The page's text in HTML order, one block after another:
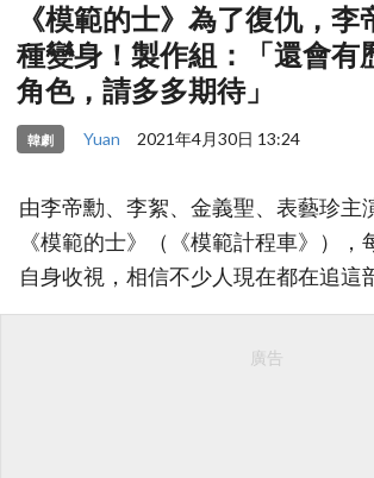
《模範的士》為了復仇，李
種變身！製作組：「還會有
角色，請多多期待」
韓劇 Yuan 2021年4月30日 13:24
由李帝勳、李絮、金義聖、表藝珍主
《模範的士》（《模範計程車》），
自身收視，相信不少人現在都在追這
廣告